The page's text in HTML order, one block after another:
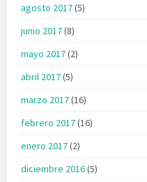
agosto 2017(5)
junio 2017(8)
mayo 2017(2)
abril 2017(5)
marzo 2017(16)
febrero 2017(16)
enero 2017(2)
diciembre 2016(5)